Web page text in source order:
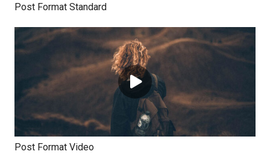
Post Format Standard
Post Format Video